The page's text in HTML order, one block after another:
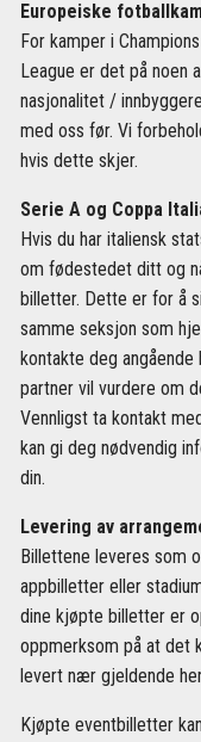
Europeiske
For kamper i
League er det på noen
nasjonalitet /
med oss ​​før. Vi
hvis dette skjer.
Serie A og Coppa
Hvis du har italiensk
om fødestedet ditt og
billetter. Dette er for å
samme seksjon som
kontakte deg angående
partner vil vurdere om
Vennligst ta kontakt
kan gi deg nødvendig
din.
Levering av
Billettene leveres som
appbilletter eller
dine kjøpte billetter er
oppmerksom på at det
levert nær gjeldende
Kjøpte eventbilletter